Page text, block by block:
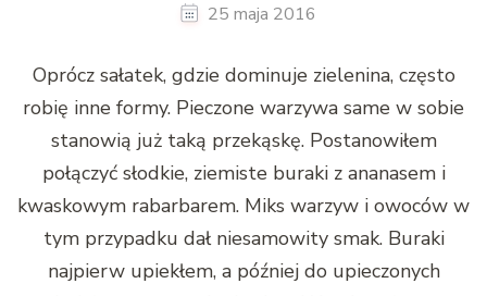
25 maja 2016
Oprócz sałatek, gdzie dominuje zielenina, często
robię inne formy. Pieczone warzywa same w sobie
stanowią już taką przekąskę. Postanowiłem
połączyć słodkie, ziemiste buraki z ananasem i
kwaskowym rabarbarem. Miks warzyw i owoców w
tym przypadku dał niesamowity smak. Buraki
najpierw upiekłem, a później do upieczonych